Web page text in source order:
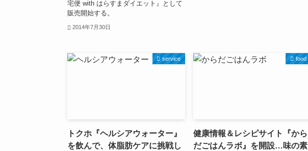
宅便 with はらすまダイエット』として
販売開始する。
2014年7月30日
service
トクホ『ヘルシアウォーター』
を飲んで、体脂肪ケアに挑戦し
food
健康情報＆レシピサイト『から
だごはんラボ』を開設…味の素